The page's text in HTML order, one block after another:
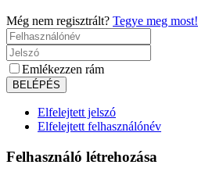
Még nem regisztrált? Tegye meg most!
Emlékezzen rám
Elfelejtett jelszó
Elfelejtett felhasználónév
Felhasználó létrehozása